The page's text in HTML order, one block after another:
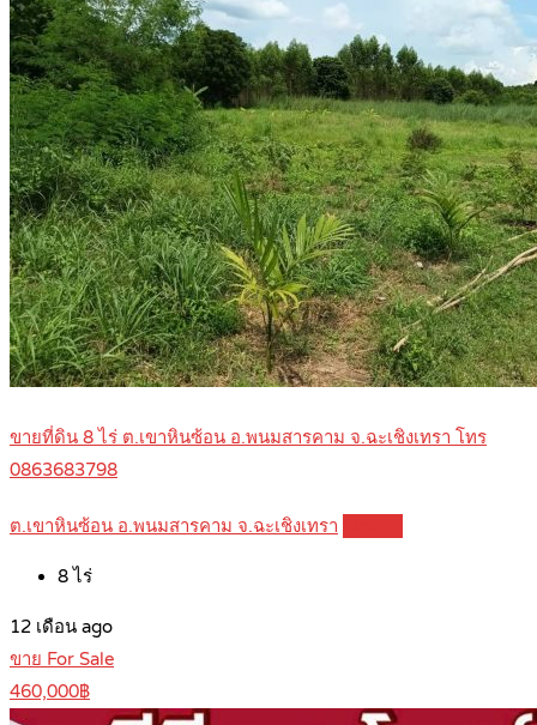
ขายที่ดิน 8 ไร่ ต.เขาหินซ้อน อ.พนมสารคาม จ.ฉะเชิงเทรา โทร
0863683798
ต.เขาหินซ้อน อ.พนมสารคาม จ.ฉะเชิงเทรา
8 ไร่
12 เดือน ago
ขาย For Sale
460,000฿